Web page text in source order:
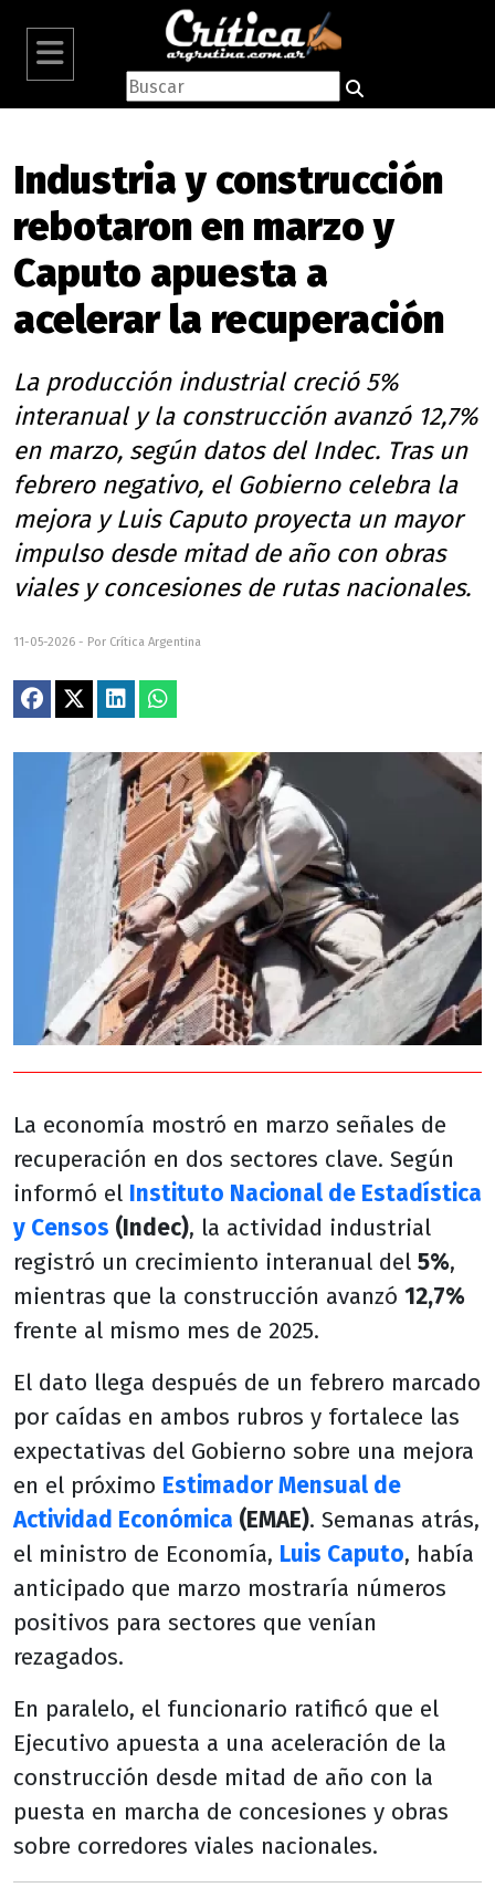
Industria y construcción
rebotaron en marzo y
Caputo apuesta a
acelerar la recuperación
La producción industrial creció 5%
interanual y la construcción avanzó 12,7%
en marzo, según datos del Indec. Tras un
febrero negativo, el Gobierno celebra la
mejora y Luis Caputo proyecta un mayor
impulso desde mitad de año con obras
viales y concesiones de rutas nacionales.
11-05-2026 - Por Crítica Argentina
La economía mostró en marzo señales de
recuperación en dos sectores clave. Según
informó el Instituto Nacional de Estadística
y Censos (Indec), la actividad industrial
registró un crecimiento interanual del 5%,
mientras que la construcción avanzó 12,7%
frente al mismo mes de 2025.
El dato llega después de un febrero marcado
por caídas en ambos rubros y fortalece las
expectativas del Gobierno sobre una mejora
en el próximo Estimador Mensual de
Actividad Económica (EMAE). Semanas atrás,
el ministro de Economía, Luis Caputo, había
anticipado que marzo mostraría números
positivos para sectores que venían
rezagados.
En paralelo, el funcionario ratificó que el
Ejecutivo apuesta a una aceleración de la
construcción desde mitad de año con la
puesta en marcha de concesiones y obras
sobre corredores viales nacionales.